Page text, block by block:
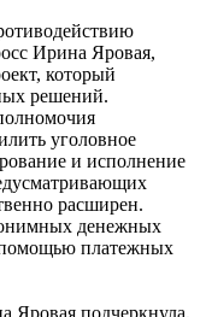
Ирина Яровая,
который
решений.
уголовное
и исполнение
расширен.
денежных
помощью платежных